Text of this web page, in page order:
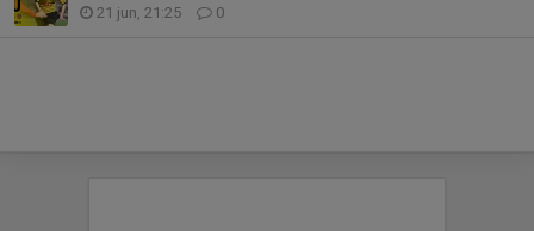
21 jun, 21:25 0